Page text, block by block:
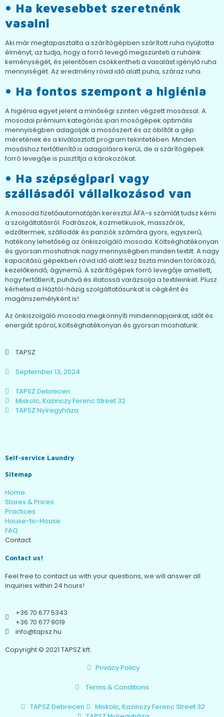
• Ha kevesebbet szeretnénk
vasalni
Aki már megtapasztalta a szárítógépben szárított ruha nyújtotta
élményt, az tudja, hogy a forró levegő megszünteti a ruháink
keménységét, és jelentősen csökkentheti a vasalást igénylő ruha
mennyiségét. Az eredmény rövid idő alatt puha, száraz ruha.
• Ha fontos szempont a higiénia
A higiénia egyet jelent a minőségi szinten végzett mosással. A
mosodai prémium kategóriás ipari mosógépek optimális
mennyiségben adagolják a mosószert és az öblítőt a gép
méretének és a kiválasztott program tekintetében. Minden
mosáshoz fertőtlenítő is adagolásra kerül, de a szárítógépek
forró levegője is pusztítja a károkozókat.
• Ha szépségipari vagy
szállásadói vállalkozásod van
A mosoda fizetőautomatáján keresztül ÁFA-s számlát tudsz kérni
a szolgáltatásról. Fodrászok, kozmetikusok, masszőrök,
edzőtermek, szállodák és panziók számára gyors, egyszerű,
hatékony lehetőség az önkiszolgáló mosoda. Költséghatékonyan
és gyorsan moshatnak nagy mennyiségben minden textilt. A nagy
kapacitású gépekben rövid idő alatt lesz tiszta minden törölköző,
kezelőkendő, ágynemű. A szárítógépek forró levegője amellett,
hogy fertőtlenít, puhává és illatossá varázsolja a textileinket. Plusz
kérheted a Háztól-házig szolgáltatásunkat is cégként és
magánszemélyként is!
Az önkiszolgáló mosoda megkönnyíti mindennapjainkat, időt és
energiát spórol, költséghatékonyan és gyorsan moshatunk.
TAPSZ
September 13, 2024
TAPSZ Debrecen
Miskolc, Kazinczy Ferenc Street 32
TAPSZ Nyíregyháza
Self-service Laundry
Sitemap
Home
Stores & Prices
Practices
House-to-House
FAQ
Contact
Contact us!
Feel free to contact us with your questions, we will answer all
inquiries within 24 hours!
+36 70 677 5343
+36 70 677 9019
info@tapsz.hu
Copyright © 2021 TAPSZ kft.
Privacy Policy
Terms & Conditions
TAPSZ Debrecen
Miskolc, Kazinczy Ferenc Street 32